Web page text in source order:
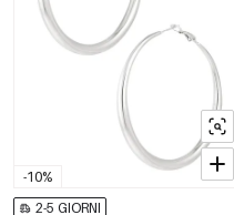
-10%
2-5 GIORNI